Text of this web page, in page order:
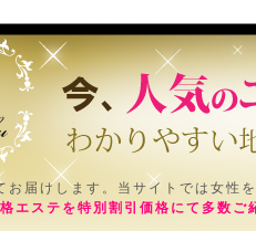
お届けします。当サイトでは女性
エステを特別割引価格にて多数ご